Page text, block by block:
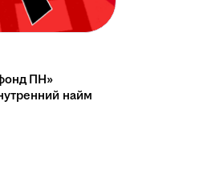
ПН»
найм